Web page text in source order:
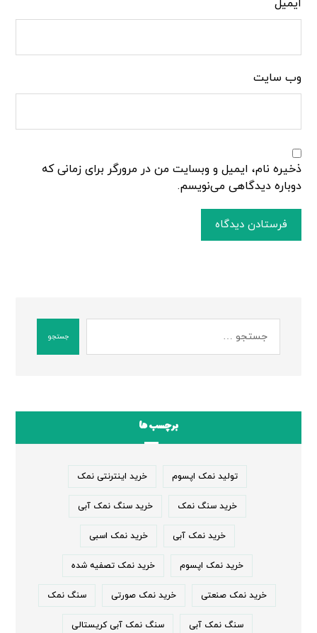
ایمیل
وب‌ سایت
ذخیره نام، ایمیل و وبسایت من در مرورگر برای زمانی که
دوباره دیدگاهی می‌نویسم.
فرستادن دیدگاه
جستجو
برچسب ها
تولید نمک اپسوم خرید اینترنتی نمک
خرید سنگ نمک خرید سنگ نمک آبی
خرید نمک آبی خرید نمک اسبی
خرید نمک اپسوم خرید نمک تصفیه شده
خرید نمک صنعتی خرید نمک صورتی سنگ نمک
سنگ نمک آبی سنگ نمک آبی کریستالی